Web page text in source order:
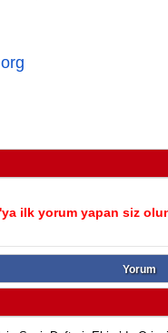
org
ilk yorum yapan siz
Yorum